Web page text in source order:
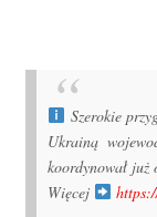
Szerokie
Ukrainą
koordynował już
Więcej